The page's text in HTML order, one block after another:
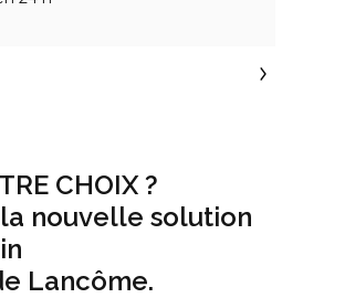
CHOIX ?
nouvelle solution
Lancôme.